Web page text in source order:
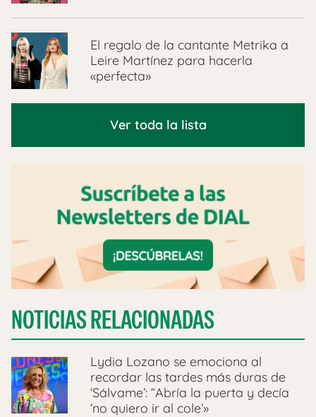
El regalo de la cantante Metrika a
Leire Martínez para hacerla
«perfecta»
Ver toda la lista
NOTICIAS RELACIONADAS
Lydia Lozano se emociona al
recordar las tardes más duras de
‘Sálvame’: “Abría la puerta y decía
‘no quiero ir al cole’»